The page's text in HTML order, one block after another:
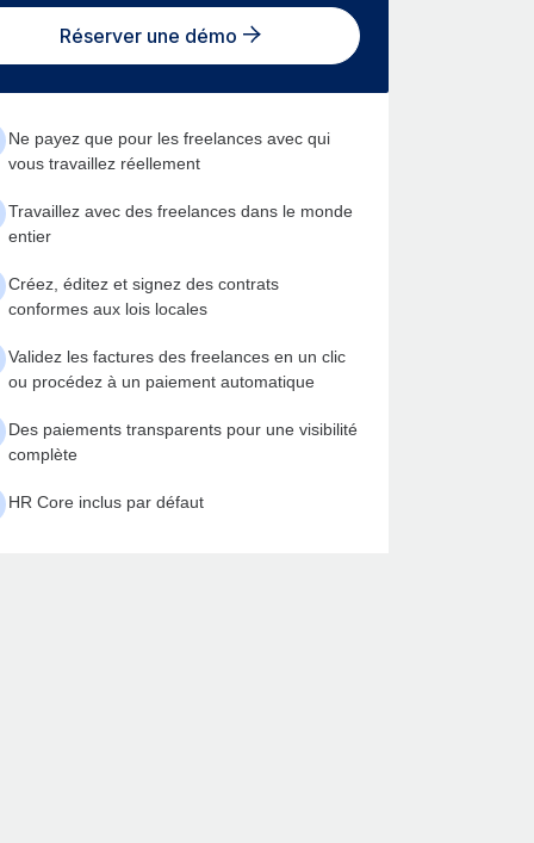
Réserver une démo
Ne payez que pour les freelances avec qui
vous travaillez réellement
Travaillez avec des freelances dans le monde
entier
Créez, éditez et signez des contrats
conformes aux lois locales
Validez les factures des freelances en un clic
ou procédez à un paiement automatique
Des paiements transparents pour une visibilité
complète
HR Core inclus par défaut